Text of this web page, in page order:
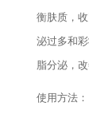
衡肤质，
泌过多和
脂分泌，
使用方法：